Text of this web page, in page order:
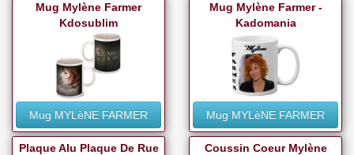
Mug Mylène Farmer
Kdosublim
Mug MYLèNE FARMER
Mug Mylène Farmer -
Kadomania
Mug MYLèNE FARMER
Plaque Alu Plaque De Rue
Coussin Coeur Mylène